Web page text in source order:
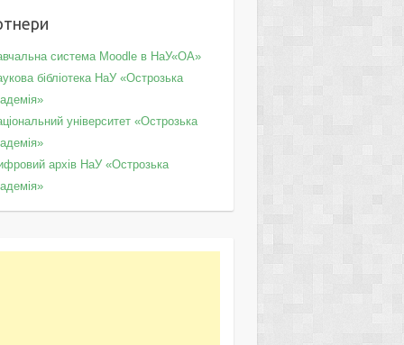
система Moodle в НаУ«ОА»
бібліотека НаУ «Острозька
університет «Острозька
архів НаУ «Острозька